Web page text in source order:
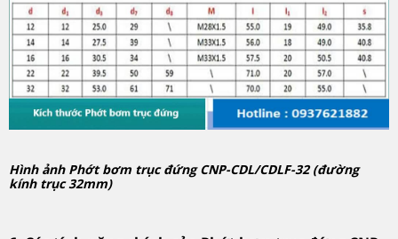
Hình ảnh Phớt bơm trục đứng CNP-CDL/CDLF-32 (đường
kính trục 32mm)